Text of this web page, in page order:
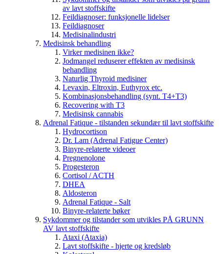
av lavt stoffskifte
Feildiagnoser: funksjonelle lidelser
Feildiagnoser
Medisinalindustri
Medisinsk behandling
Virker medisinen ikke?
Jodmangel reduserer effekten av medisinsk
behandling
Naturlig Thyroid medisiner
Levaxin, Eltroxin, Euthyrox etc.
Kombinasjonsbehandling (synt. T4+T3)
Recovering with T3
Medisinsk cannabis
Adrenal Fatique - tilstanden sekundær til lavt stoffskifte
Hydrocortison
Dr. Lam (Adrenal Fatigue Center)
Binyre-relaterte videoer
Pregnenolone
Progesteron
Cortisol / ACTH
DHEA
Aldosteron
Adrenal Fatique - Salt
Binyre-relaterte bøker
Sykdommer og tilstander som utvikles PÅ GRUNN
AV lavt stoffskifte
Ataxi (Ataxia)
Lavt stoffskifte - hjerte og kredsløb